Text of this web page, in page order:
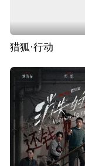
猎狐·行动